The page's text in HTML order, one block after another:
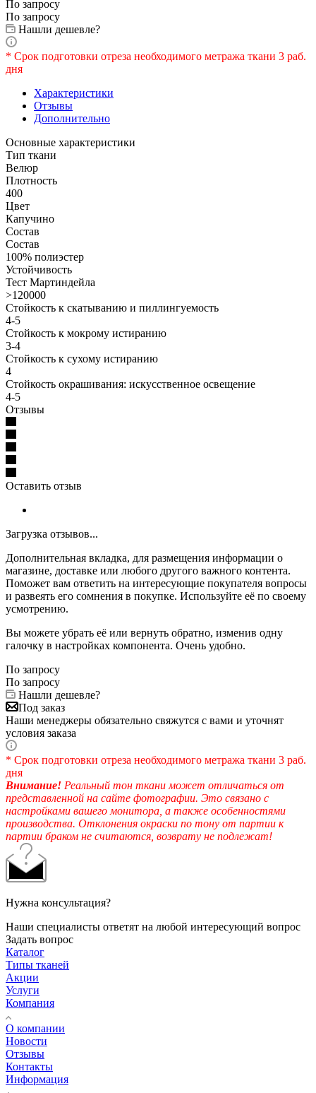
По запросу
По запросу
Нашли дешевле?
* Срок подготовки отреза необходимого метража ткани 3 раб.
дня
Характеристики
Отзывы
Дополнительно
Основные характеристики
Тип ткани
Велюр
Плотность
400
Цвет
Капучино
Состав
Состав
100% полиэстер
Устойчивость
Тест Мартиндейла
>120000
Стойкость к скатыванию и пиллингуемость
4-5
Стойкость к мокрому истиранию
3-4
Стойкость к сухому истиранию
4
Стойкость окрашивания: искусственное освещение
4-5
Отзывы
Оставить отзыв
Загрузка отзывов...
Дополнительная вкладка, для размещения информации о
магазине, доставке или любого другого важного контента.
Поможет вам ответить на интересующие покупателя вопросы
и развеять его сомнения в покупке. Используйте её по своему
усмотрению.
Вы можете убрать её или вернуть обратно, изменив одну
галочку в настройках компонента. Очень удобно.
По запросу
По запросу
Нашли дешевле?
Под заказ
Наши менеджеры обязательно свяжутся с вами и уточнят
условия заказа
* Срок подготовки отреза необходимого метража ткани 3 раб.
дня
Внимание! Реальный тон ткани может отличаться от
представленной на сайте фотографии. Это связано с
настройками вашего монитора, а также особенностями
производства. Отклонения окраски по тону от партии к
партии браком не считаются, возврату не подлежат!
Нужна консультация?
Наши специалисты ответят на любой интересующий вопрос
Задать вопрос
Каталог
Типы тканей
Акции
Услуги
Компания
О компании
Новости
Отзывы
Контакты
Информация